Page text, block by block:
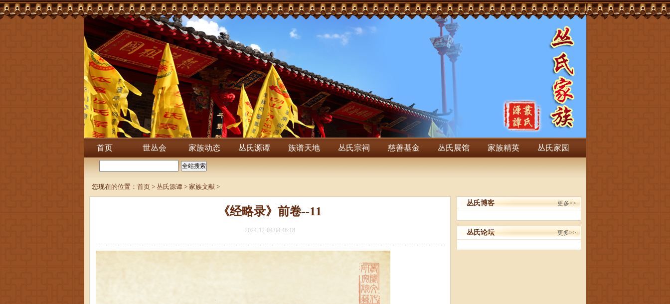
首页 世丛会 家族动态 丛氏源谭 族谱天地 丛氏宗祠 慈善基金 丛氏展馆 家族精英 丛氏家园
您现在的位置： 首页> 丛氏源谭> 家族文献>
《经略录》前卷--11
2024-12-04 08:46:18
丛氏博客 更多>>
丛氏论坛 更多>>